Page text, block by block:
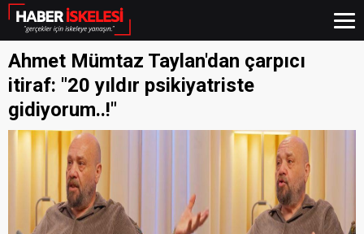
Ahmet Mümtaz Taylan'dan çarpıcı
itiraf: "20 yıldır psikiyatriste
gidiyorum..!"